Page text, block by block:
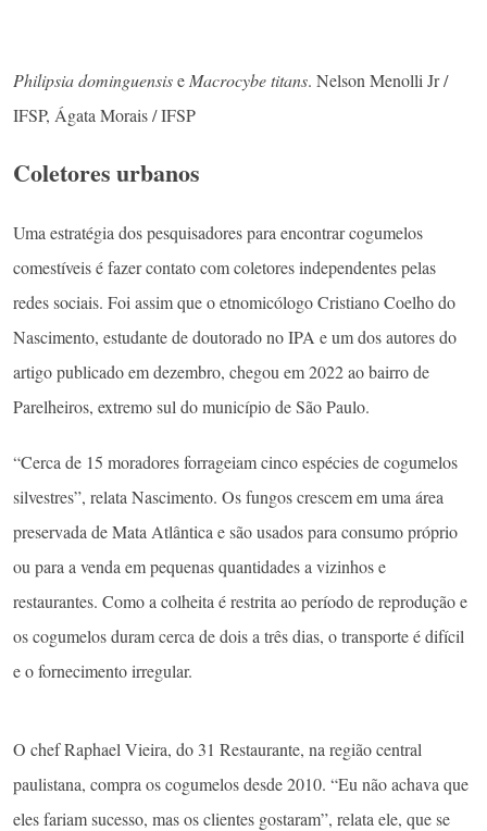
Philipsia dominguensiseMacrocybe titans. Nelson Menolli Jr /
IFSP, Ágata Morais / IFSP
Coletores urbanos
Uma estratégia dos pesquisadores para encontrar cogumelos
comestíveis é fazer contato com coletores independentes pelas
redes sociais. Foi assim que o etnomicólogo Cristiano Coelho do
Nascimento, estudante de doutorado no IPA e um dos autores do
artigo publicado em dezembro, chegou em 2022 ao bairro de
Parelheiros, extremo sul do município de São Paulo.
“Cerca de 15 moradores forrageiam cinco espécies de cogumelos
silvestres”, relata Nascimento. Os fungos crescem em uma área
preservada de Mata Atlântica e são usados para consumo próprio
ou para a venda em pequenas quantidades a vizinhos e
restaurantes. Como a colheita é restrita ao período de reprodução e
os cogumelos duram cerca de dois a três dias, o transporte é difícil
e o fornecimento irregular.
O chef Raphael Vieira, do 31 Restaurante, na região central
paulistana, compra os cogumelos desde 2010. “Eu não achava que
eles fariam sucesso, mas os clientes gostaram”, relata ele, que se